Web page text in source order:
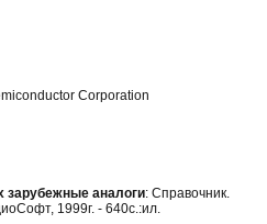
Corporation
зарубежные аналоги: Справочник.
1999г. - 640с.:ил.